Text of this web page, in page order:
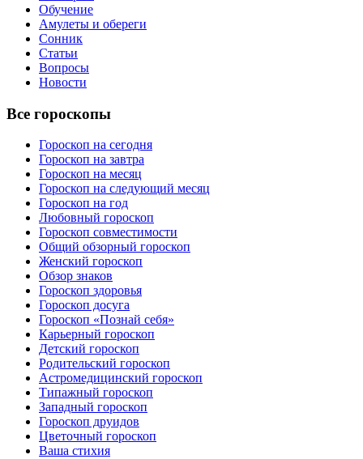
Обучение
Амулеты и обереги
Сонник
Статьи
Вопросы
Новости
Все гороскопы
Гороскоп на сегодня
Гороскоп на завтра
Гороскоп на месяц
Гороскоп на следующий месяц
Гороскоп на год
Любовный гороскоп
Гороскоп совместимости
Общий обзорный гороскоп
Женский гороскоп
Обзор знаков
Гороскоп здоровья
Гороскоп досуга
Гороскоп «Познай себя»
Карьерный гороскоп
Детский гороскоп
Родительский гороскоп
Астромедицинский гороскоп
Типажный гороскоп
Западный гороскоп
Гороскоп друидов
Цветочный гороскоп
Ваша стихия